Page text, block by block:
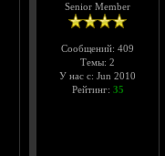
Senior Member
Сообщений: 409
Темы: 2
У нас с: Jun 2010
Рейтинг: 35